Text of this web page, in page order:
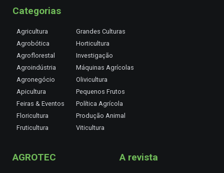
Categorias
Agricultura
Agrobótica
Agroflorestal
Agroindústria
Agronegócio
Apicultura
Feiras & Eventos
Floricultura
Fruticultura
Grandes Culturas
Horticultura
Investigação
Máquinas Agrícolas
Olivicultura
Pequenos Frutos
Política Agrícola
Produção Animal
Viticultura
AGROTEC A revista